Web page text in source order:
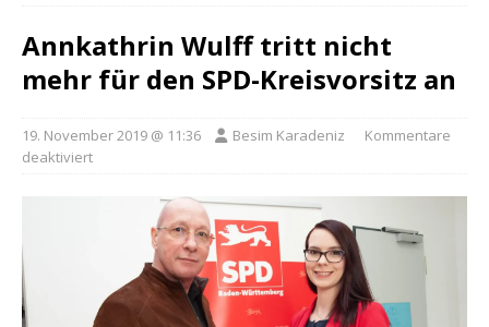
Annkathrin Wulff tritt nicht
mehr für den SPD-Kreisvorsitz an
19. November 2019 @ 11:36 Besim Karadeniz
Kommentare
deaktiviert